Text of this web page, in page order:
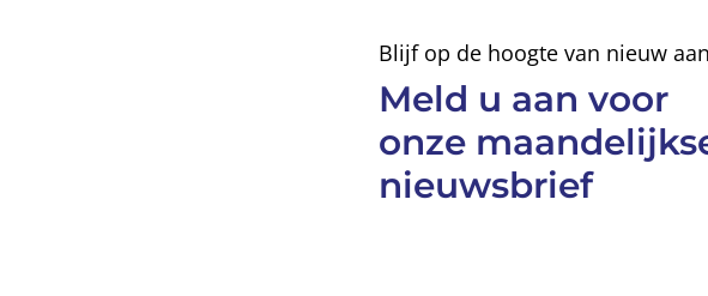
Blijf op de hoogte van nieuw
Meld u aan voor
onze
nieuwsbrief